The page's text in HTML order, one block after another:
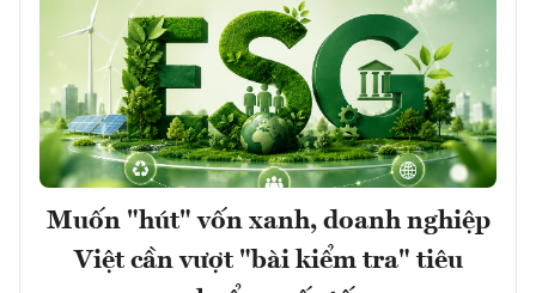
Muốn "hút" vốn xanh, doanh nghiệp
Việt cần vượt "bài kiểm tra" tiêu